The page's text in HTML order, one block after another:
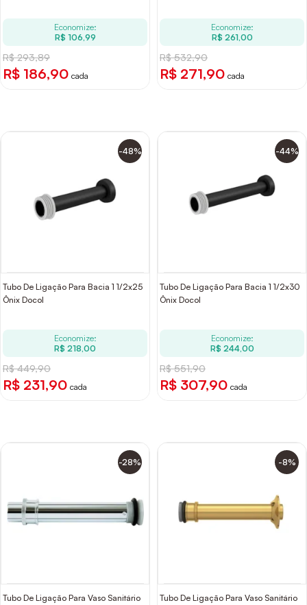
Economize:
R$ 106,99
R$ 293,89
R$ 186,90 cada
Economize:
R$ 261,00
R$ 532,90
R$ 271,90 cada
-48%
Tubo De Ligação Para Bacia 1 1/2x25
Ônix Docol
Economize:
R$ 218,00
R$ 449,90
R$ 231,90 cada
-44%
Tubo De Ligação Para Bacia 1 1/2x30
Ônix Docol
Economize:
R$ 244,00
R$ 551,90
R$ 307,90 cada
-28%
Tubo De Ligação Para Vaso Sanitário
-8%
Tubo De Ligação Para Vaso Sanitário